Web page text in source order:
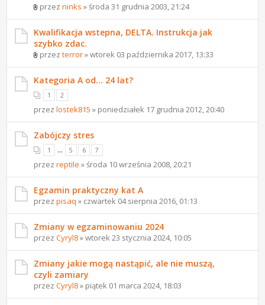
przezninks » środa 31 grudnia 2003, 21:24
Kwalifikacja wstepna, DELTA. Instrukcja jak
szybko zdac.
przezterror» wtorek 03 października 2017, 13:33
Kategoria A od... 24 lat?
1 2
przezlostek815 » poniedziałek 17 grudnia 2012, 20:40
Zabójczy stres
1 ... 5 6 7
przezreptile » środa 10 września 2008, 20:21
Egzamin praktyczny kat A
przezpisaq » czwartek 04 sierpnia 2016, 01:13
Zmiany w egzaminowaniu 2024
przezCyryl8» wtorek 23 stycznia 2024, 10:05
Zmiany jakie mogą nastąpić, ale nie muszą,
czyli zamiary
przezCyryl8» piątek 01 marca 2024, 18:03